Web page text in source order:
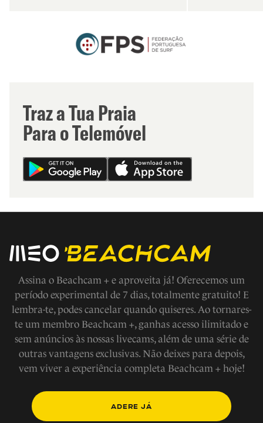
Traz a Tua Praia
Para o Telemóvel
Assina o Beachcam + e aproveita já! Oferecemos um
período experimental de 7 dias, totalmente gratuito! E
lembra-te, podes cancelar quando quiseres. Ao tornares-
te um membro Beachcam +, ganhas acesso ilimitado e
sem anúncios às nossas livecams, além de uma série de
outras vantagens exclusivas. Não deixes para depois,
vem viver a experiência completa Beachcam + hoje!
ADERE JÁ